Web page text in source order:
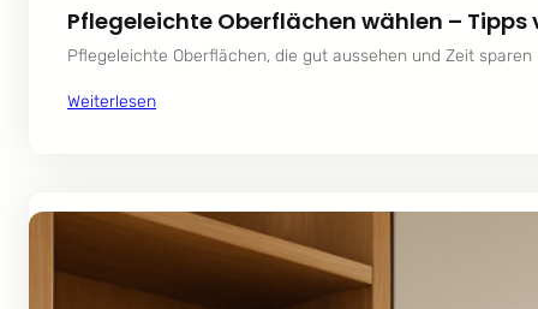
Pflegeleichte Oberflächen wählen – Tipps
Pflegeleichte Oberflächen, die gut aussehen und Zeit sparen
Weiterlesen